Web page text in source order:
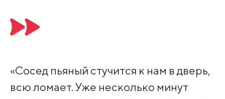
«Сосед пьяный стучится к нам в дверь,
всю ломает. Уже несколько минут